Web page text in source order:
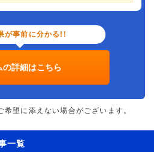
が事前に分かる!!
の詳細はこちら
望に添えない場合がございます。
一覧